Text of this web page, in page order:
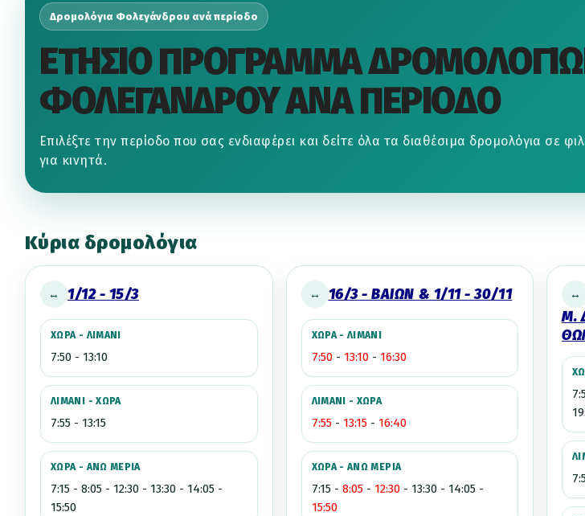
Δρομολόγια Φολεγάνδρου ανά περίοδο
ΕΤΗΣΙΟ ΠΡΟΓΡΑΜΜΑ
ΦΟΛΕΓΑΝΔΡΟΥ ΑΝΑ ΠΕΡΙΟΔΟ
Επιλέξτε την περίοδο που σας ενδιαφέρει και δείτε όλα τα διαθέσιμα δρομολόγια σε
για κινητά.
Κύρια δρομολόγια
↔ 1/12 - 15/3
ΧΩΡΑ - ΛΙΜΑΝΙ
7:50 - 13:10
ΛΙΜΑΝΙ - ΧΩΡΑ
7:55 - 13:15
ΧΩΡΑ - ΑΝΩ ΜΕΡΙΑ
7:15 - 8:05 - 12:30 - 13:30 - 14:05 -
15:50
↔ 16/3 - ΒΑΙΩΝ & 1/11 - 30/11
ΧΩΡΑ - ΛΙΜΑΝΙ
7:50- 13:10- 16:30
ΛΙΜΑΝΙ - ΧΩΡΑ
7:55- 13:15- 16:40
ΧΩΡΑ - ΑΝΩ ΜΕΡΙΑ
7:15 - 8:05- 12:30- 13:30 - 14:05 -
15:50
↔
Μ.